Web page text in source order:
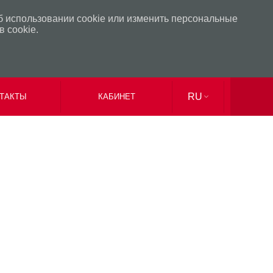
cookie или изменить персональные
cookie.
КАБИНЕТ
RU